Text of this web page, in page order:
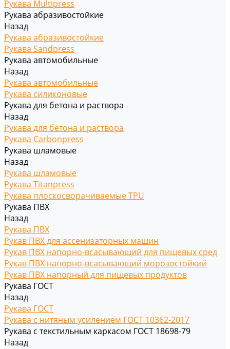
Рукава Multipress
Рукава абразивостойкие
Назад
Рукава абразивостойкие
Рукава Sandpress
Рукава автомобильные
Назад
Рукава автомобильные
Рукава силиконовые
Рукава для бетона и раствора
Назад
Рукава для бетона и раствора
Рукава Carbonpress
Рукава шламовые
Назад
Рукава шламовые
Рукава Titanpress
Рукава плоскосворачиваемые TPU
Рукава ПВХ
Назад
Рукава ПВХ
Рукав ПВХ для ассенизаторных машин
Рукав ПВХ напорно-всасывающий для пищевых сред
Рукав ПВХ напорно-всасывающий морозостойкий
Рукав ПВХ напорный для пищевых продуктов
Рукава ГОСТ
Назад
Рукава ГОСТ
Рукава с нитяным усилением ГОСТ 10362-2017
Рукава с текстильным каркасом ГОСТ 18698-79
Назад